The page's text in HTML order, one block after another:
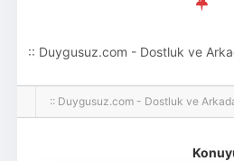
:: Duygusuz.com - Dostluk ve
hoş geldin ziyaretçi! Aramıza
:: Duygusuz.com - Dostluk ve